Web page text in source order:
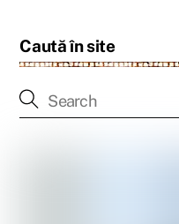
Caută în site